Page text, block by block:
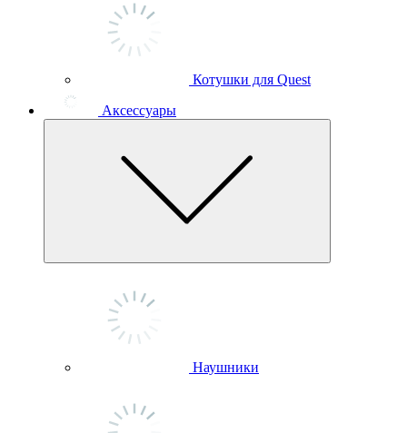
Котушки для Quest
Аксессуары
Наушники